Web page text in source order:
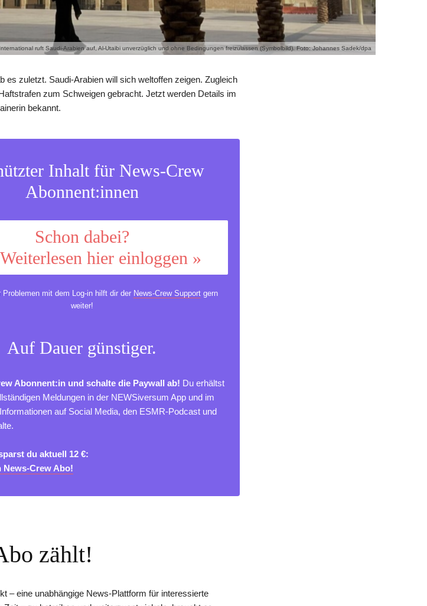
ruft Saudi-Arabien auf, Al-Utaibi unverzüglich und ohne Bedingungen freizulassen (Symbolbild). Foto: Johannes Sadek/dpa
es zuletzt. Saudi-Arabien will sich weltoffen zeigen. Zugleich
zum Schweigen gebracht. Jetzt werden Details im
bekannt.
Inhalt für News-Crew
Abonnent:innen
Schon dabei?
hier einloggen »
Problemen mit dem Log-in hilft dir der News-Crew Supportgern
weiter!
Auf Dauer günstiger.
Abonnent:in und schalte die Paywall ab! Du erhältst
Meldungen in der NEWSiversum App und im
auf Social Media, den ESMR-Podcast und
du aktuell 12 €:
News-Crew Abo!
zählt!
– eine unabhängige News-Plattform für interessierte